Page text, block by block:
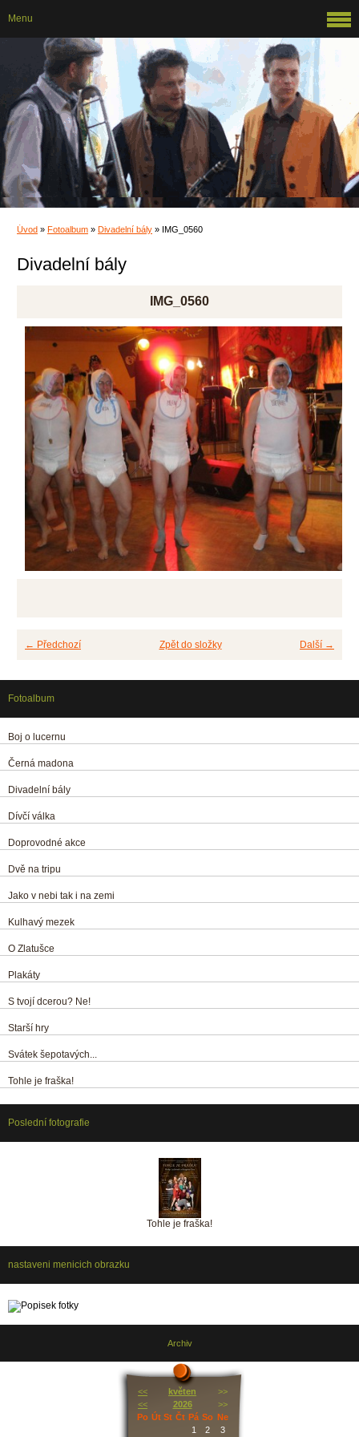
Úvod » Fotoalbum » Divadelní bály » IMG_0560
Divadelní bály
IMG_0560
← Předchozí Další →
Zpět do složky
Menu
Fotoalbum
Boj o lucernu
Černá madona
Divadelní bály
Dívčí válka
Doprovodné akce
Dvě na tripu
Jako v nebi tak i na zemi
Kulhavý mezek
O Zlatušce
Plakáty
S tvojí dcerou? Ne!
Starší hry
Svátek šepotavých...
Tohle je fraška!
Poslední fotografie
Tohle je fraška!
nastaveni menicich obrazku
Archiv
<< květen
>>
<<
2026
>>
Po Út St Čt Pá So Ne
1
2 3